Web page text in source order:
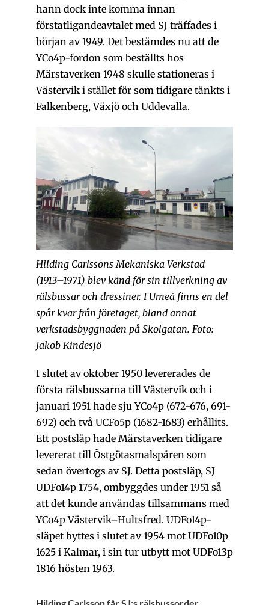
hann dock inte komma innan
förstatligandeavtalet med SJ träffades i
början av 1949. Det bestämdes nu att de
YCo4p-fordon som beställts hos
Märstaverken 1948 skulle stationeras i
Västervik i stället för som tidigare tänkts i
Falkenberg, Växjö och Uddevalla.
Hilding Carlssons Mekaniska Verkstad
(1913–1971) blev känd för sin tillverkning av
rälsbussar och dressiner. I Umeå finns en del
spår kvar från företaget, bland annat
verkstadsbyggnaden på Skolgatan. Foto:
Jakob Kindesjö
I slutet av oktober 1950 levererades de
första rälsbussarna till Västervik och i
januari 1951 hade sju YCo4p (672-676, 691-
692) och två UCFo5p (1682-1683) erhållits.
Ett postsläp hade Märstaverken tidigare
levererat till Östgötasmalspåren som
sedan övertogs av SJ. Detta postsläp, SJ
UDFo14p 1754, ombyggdes under 1951 så
att det kunde användas tillsammans med
YCo4p Västervik–Hultsfred. UDFo14p-
släpet byttes i slutet av 1954 mot UDFo10p
1625 i Kalmar, i sin tur utbytt mot UDFo13p
1816 hösten 1963.